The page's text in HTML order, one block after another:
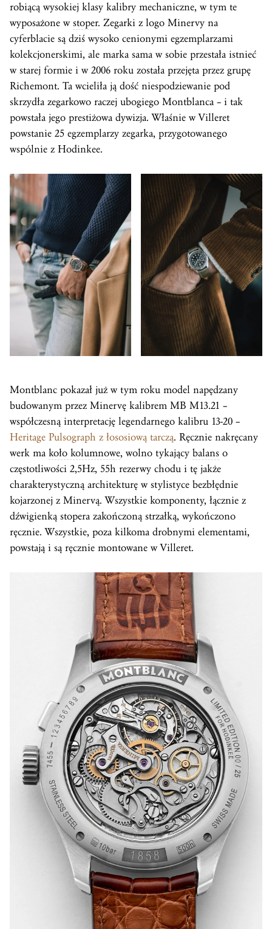
robiącą wysokiej klasy kalibry mechaniczne, w tym te
wyposażone wstoper. Zegarki z logo Minervy na
cyferblacie są dziś wysoko cenionymi egzemplarzami
kolekcjonerskimi, ale marka sama w sobie przestała istnieć
w starej formie i w 2006 roku została przejęta przez grupę
Richemont. Ta wcieliła ją dość niespodziewanie pod
skrzydła zegarkowo raczej ubogiego Montblanca – i tak
powstała jego prestiżowa dywizja. Właśnie w Villeret
powstanie 25 egzemplarzy zegarka, przygotowanego
wspólnie z Hodinkee.
Montblanc pokazał już w tym roku model napędzany
budowanym przez Minervę kalibrem MB M13.21 –
współczesną interpretację legendarnego kalibru 13-20 –
Heritage Pulsograph z łososiową tarczą. Ręcznie nakręcany
werk ma koło kolumnowe, wolno tykający balans o
częstotliwości 2,5Hz, 55h rezerwy chodu i tę jakże
charakterystyczną architekturę w stylistyce bezbłędnie
kojarzonej z Minervą. Wszystkie komponenty, łącznie z
dźwigienką stopera zakończoną strzałką, wykończono
ręcznie. Wszystkie, poza kilkoma drobnymi elementami,
powstają i są ręcznie montowane w Villeret.